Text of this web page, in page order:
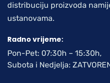
distribuciju proizvoda
ustanovama.
Radno vrijeme:
Pon-Pet: 07:30h – 15:30h,
Subota i Nedjelja: